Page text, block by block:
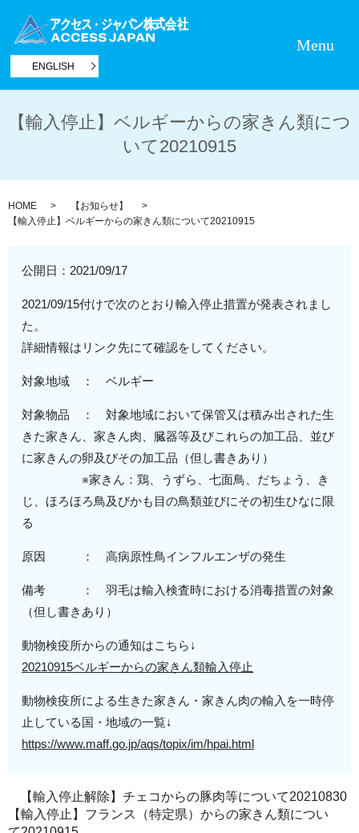
ENGLISH
Menu
【輸入停止】ベルギーからの家きん類につ
いて20210915
HOME
【お知らせ】
【輸入停止】ベルギーからの家きん類について20210915
公開日： 2021/09/17
2021/09/15付けで次のとおり輸入停止措置が発表されまし
た。
詳細情報はリンク先にて確認をしてください。
対象地域 ： ベルギー
対象物品 ： 対象地域において保管又は積み出された生
きた家きん、家きん肉、臓器等及びこれらの加工品、並び
に家きんの卵及びその加工品（但し書きあり）
※家きん：鶏、うずら、七面鳥、だちょう、き
じ、ほろほろ鳥及びかも目の鳥類並びにその初生ひなに限
る
原因 ： 高病原性鳥インフルエンザの発生
備考 ： 羽毛は輸入検査時における消毒措置の対象
（但し書きあり）
動物検疫所からの通知はこちら↓
20210915ベルギーからの家きん類輸入停止
動物検疫所による生きた家きん・家きん肉の輸入を一時停
止している国・地域の一覧↓
https://www.maff.go.jp/aqs/topix/im/hpai.html
【輸入停止解除】チェコからの豚肉等について20210830
【輸入停止】フランス（特定県）からの家きん類につい